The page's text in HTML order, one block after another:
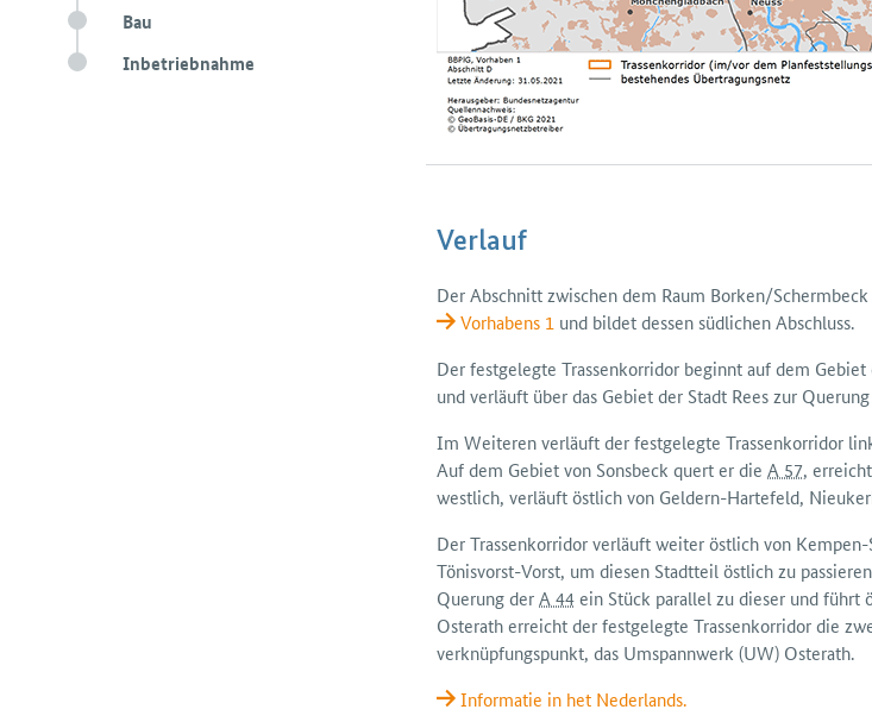
Bau
Inbetriebnahme
Verlauf
Der Abschnitt zwischen dem Raum Borken/
Vorhabens 1 und bildet dessen südlichen Abschluss.
Der fest­gelegte Trassen­korridor beginnt auf dem
und verläuft über das Gebiet der Stadt Rees zur
Im Weiteren verläuft der fest­gelegte Trassen­korridor
Auf dem Gebiet von Sonsbeck quert er die A 57,
westlich, verläuft östlich von Geldern-Hartefeld,
Der Trassen­korridor verläuft weiter östlich von
Tönisvorst-Vorst, um diesen Stadtteil östlich zu
Querung derA 44ein Stück parallel zu dieser und führt
Osterath erreicht der fest­gelegte Trassen­korridor die
verknüpfungs­punkt, das Umspann­werk (UW) Osterath.
Informatie in het Nederlands.